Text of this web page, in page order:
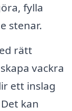
fylla
stenar.
rätt
vackra
ett inslag
kan